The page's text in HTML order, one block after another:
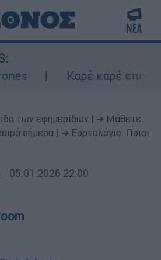
Καρέ καρέ
των εφημερίδων
➔ Μάθετε
σήμερα
➔ Εορτολόγιο: Ποιοι
05.01.2026 22:00